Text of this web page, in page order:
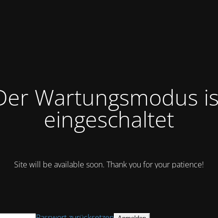
Wartungsmodus
eingeschaltet
Site will be available soon. Thank you for your patience!